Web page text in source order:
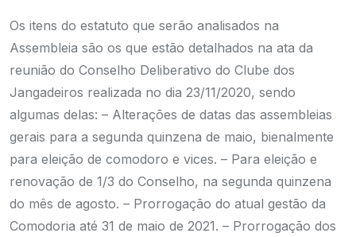
Os itens do estatuto que serão analisados na
Assembleia são os que estão detalhados na ata da
reunião do Conselho Deliberativo do Clube dos
Jangadeiros realizada no dia 23/11/2020, sendo
algumas delas: – Alterações de datas das assembleias
gerais para a segunda quinzena de maio, bienalmente
para eleição de comodoro e vices. – Para eleição e
renovação de 1/3 do Conselho, na segunda quinzena
do mês de agosto. – Prorrogação do atual gestão da
Comodoria até 31 de maio de 2021. – Prorrogação dos